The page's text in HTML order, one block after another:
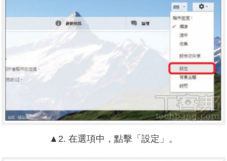
▲2. 在選項中，點擊「設定」。